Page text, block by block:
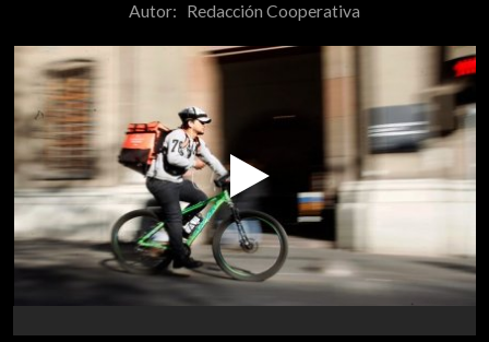
Autor: Redacción Cooperativa
Play
Video